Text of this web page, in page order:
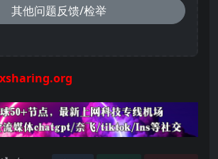
其他问题反馈/检举
xsharing.org